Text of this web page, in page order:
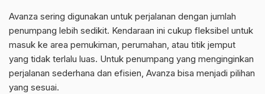
Avanza sering digunakan untuk perjalanan dengan jumlah
penumpang lebih sedikit. Kendaraan ini cukup fleksibel untuk
masuk ke area pemukiman, perumahan, atau titik jemput
yang tidak terlalu luas. Untuk penumpang yang menginginkan
perjalanan sederhana dan efisien, Avanza bisa menjadi pilihan
yang sesuai.